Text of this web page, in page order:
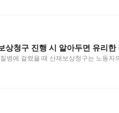
상청구 진행 시 알아두면 유리한
병에 걸렸을 때 산재보상청구는 노동
법…